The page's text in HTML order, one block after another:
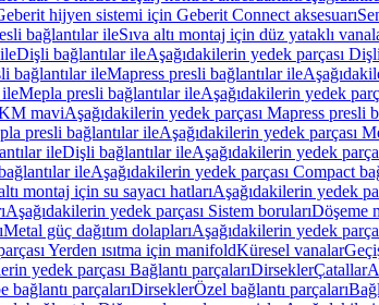
hijyen sistemi için Geberit Connect aksesuarı
bağlantılar ileSıva altı montaj için düz yataklı
Dişli bağlantılar ileAşağıdakilerin yedek parçası
bağlantılar ileMapress presli bağlantılar ile
ileMepla presli bağlantılar ileAşağıdakilerin yedek
maviAşağıdakilerin yedek parçası Mapress presli
presli bağlantılar ileAşağıdakilerin yedek parçası
ileDişli bağlantılar ileAşağıdakilerin yedek
ileAşağıdakilerin yedek parçası Compact
montaj için su sayacı hatlarıAşağıdakilerin yedek
Aşağıdakilerin yedek parçası Sistem borularıDöşeme
Metal güç dağıtım dolaplarıAşağıdakilerin yedek
Yerden ısıtma için manifoldKüresel vanalar
yedek parçası Bağlantı parçalarıDirseklerÇatallar
bağlantı parçalarıDirseklerÖzel bağlantı parçaları